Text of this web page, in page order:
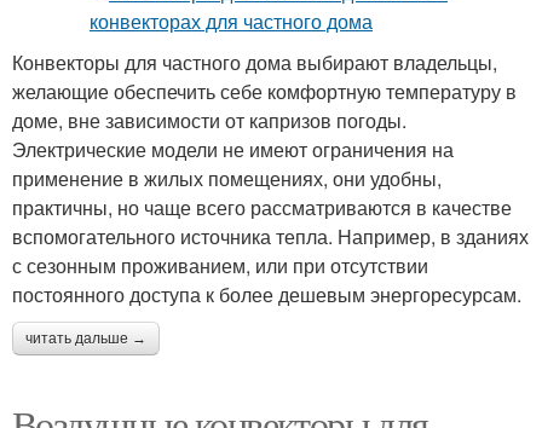
Конвекторы для частного дома выбирают владельцы,
желающие обеспечить себе комфортную температуру в
доме, вне зависимости от капризов погоды.
Электрические модели не имеют ограничения на
применение в жилых помещениях, они удобны,
практичны, но чаще всего рассматриваются в качестве
вспомогательного источника тепла. Например, в зданиях
с сезонным проживанием, или при отсутствии
постоянного доступа к более дешевым энергоресурсам.
читать дальше →